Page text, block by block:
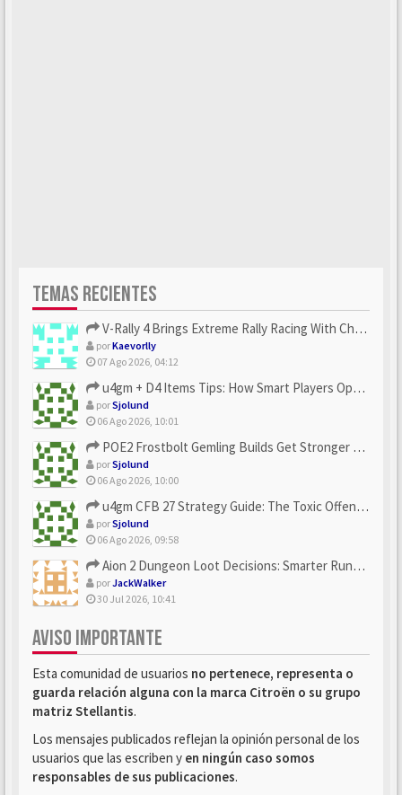
TEMAS RECIENTES
V-Rally 4 Brings Extreme Rally Racing With Challenging Track...
porKaevorlly
07 Ago 2026, 04:12
u4gm + D4 Items Tips: How Smart Players Optimize Gear, Build...
porSjolund
06 Ago 2026, 10:01
POE2 Frostbolt Gemling Builds Get Stronger With u4gm’s Ice C...
porSjolund
06 Ago 2026, 10:00
u4gm CFB 27 Strategy Guide: The Toxic Offensive Scheme Your ...
porSjolund
06 Ago 2026, 09:58
Aion 2 Dungeon Loot Decisions: Smarter Runs With U4N
porJackWalker
30 Jul 2026, 10:41
AVISO IMPORTANTE
Esta comunidad de usuarios no pertenece, representa o
guarda relación alguna con la marca Citroën o su grupo
matriz Stellantis.
Los mensajes publicados reflejan la opinión personal de los
usuarios que las escriben y en ningún caso somos
responsables de sus publicaciones.